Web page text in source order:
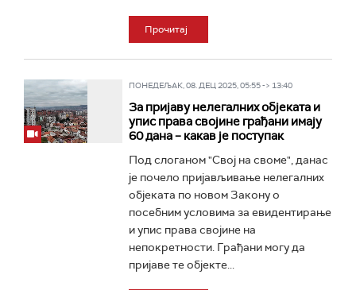
Прочитај
ПОНЕДЕЉАК, 08. ДЕЦ 2025, 05:55 -> 13:40
За пријаву нелегалних објеката и
упис права својине грађани имају
60 дана – какав је поступак
Под слоганом "Свој на своме", данас
је почело пријављивање нелегалних
објеката по новом Закону о
посебним условима за евидентирање
и упис права својине на
непокретности. Грађани могу да
пријаве те објекте...